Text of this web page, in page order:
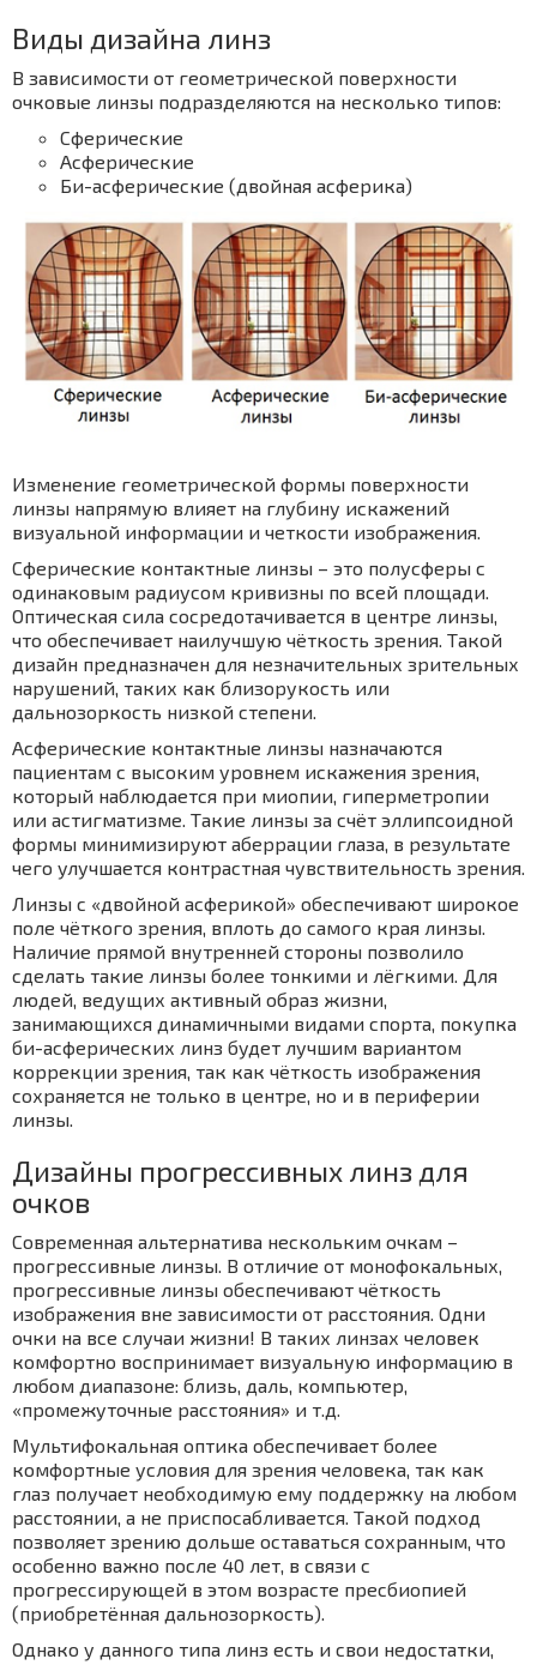
Виды дизайна линз
В зависимости от геометрической поверхности
очковые линзы подразделяются на несколько типов:
Сферические
Асферические
Би-асферические (двойная асферика)
Изменение геометрической формы поверхности
линзы напрямую влияет на глубину искажений
визуальной информации и четкости изображения.
Сферические контактные линзы – это полусферы с
одинаковым радиусом кривизны по всей площади.
Оптическая сила сосредотачивается в центре линзы,
что обеспечивает наилучшую чёткость зрения. Такой
дизайн предназначен для незначительных зрительных
нарушений, таких как близорукость или
дальнозоркость низкой степени.
Асферические контактные линзы назначаются
пациентам с высоким уровнем искажения зрения,
который наблюдается при миопии, гиперметропии
или астигматизме. Такие линзы за счёт эллипсоидной
формы минимизируют аберрации глаза, в результате
чего улучшается контрастная чувствительность зрения.
Линзы с «двойной асферикой» обеспечивают широкое
поле чёткого зрения, вплоть до самого края линзы.
Наличие прямой внутренней стороны позволило
сделать такие линзы более тонкими и лёгкими. Для
людей, ведущих активный образ жизни,
занимающихся динамичными видами спорта, покупка
би-асферических линз будет лучшим вариантом
коррекции зрения, так как чёткость изображения
сохраняется не только в центре, но и в периферии
линзы.
Дизайны прогрессивных линз для
очков
Современная альтернатива нескольким очкам –
прогрессивные линзы. В отличие от монофокальных,
прогрессивные линзы обеспечивают чёткость
изображения вне зависимости от расстояния. Одни
очки на все случаи жизни! В таких линзах человек
комфортно воспринимает визуальную информацию в
любом диапазоне: близь, даль, компьютер,
«промежуточные расстояния» и т.д.
Мультифокальная оптика обеспечивает более
комфортные условия для зрения человека, так как
глаз получает необходимую ему поддержку на любом
расстоянии, а не приспосабливается. Такой подход
позволяет зрению дольше оставаться сохранным, что
особенно важно после 40 лет, в связи с
прогрессирующей в этом возрасте пресбиопией
(приобретённая дальнозоркость).
Однако у данного типа линз есть и свои недостатки,